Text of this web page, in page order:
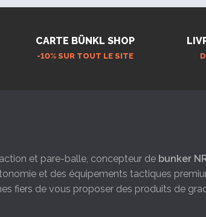
CARTE BÜNKL SHOP
-10% SUR TOUT LE SITE
et pare-balle, concepteur de bunker
et des équipements tactiques
fiers de vous proposer des produits de